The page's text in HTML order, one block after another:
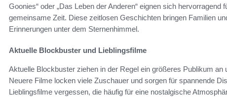
Goonies“ oder „Das Leben der Anderen“ eignen sich hervorragend
gemeinsame Zeit. Diese zeitlosen Geschichten bringen Familien
Erinnerungen unter dem Sternenhimmel.
Aktuelle Blockbuster und Lieblingsfilme
Aktuelle Blockbuster ziehen in der Regel ein größeres Publikum
Neuere Filme locken viele Zuschauer und sorgen für spannende
Lieblingsfilme vergessen, die häufig für eine nostalgische